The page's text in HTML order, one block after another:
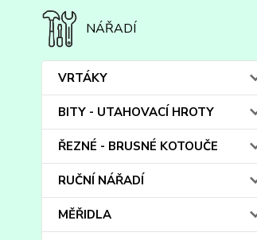
NÁŘADÍ
VRTÁKY
BITY - UTAHOVACÍ HROTY
ŘEZNÉ - BRUSNÉ KOTOUČE
RUČNÍ NÁŘADÍ
MĚŘIDLA